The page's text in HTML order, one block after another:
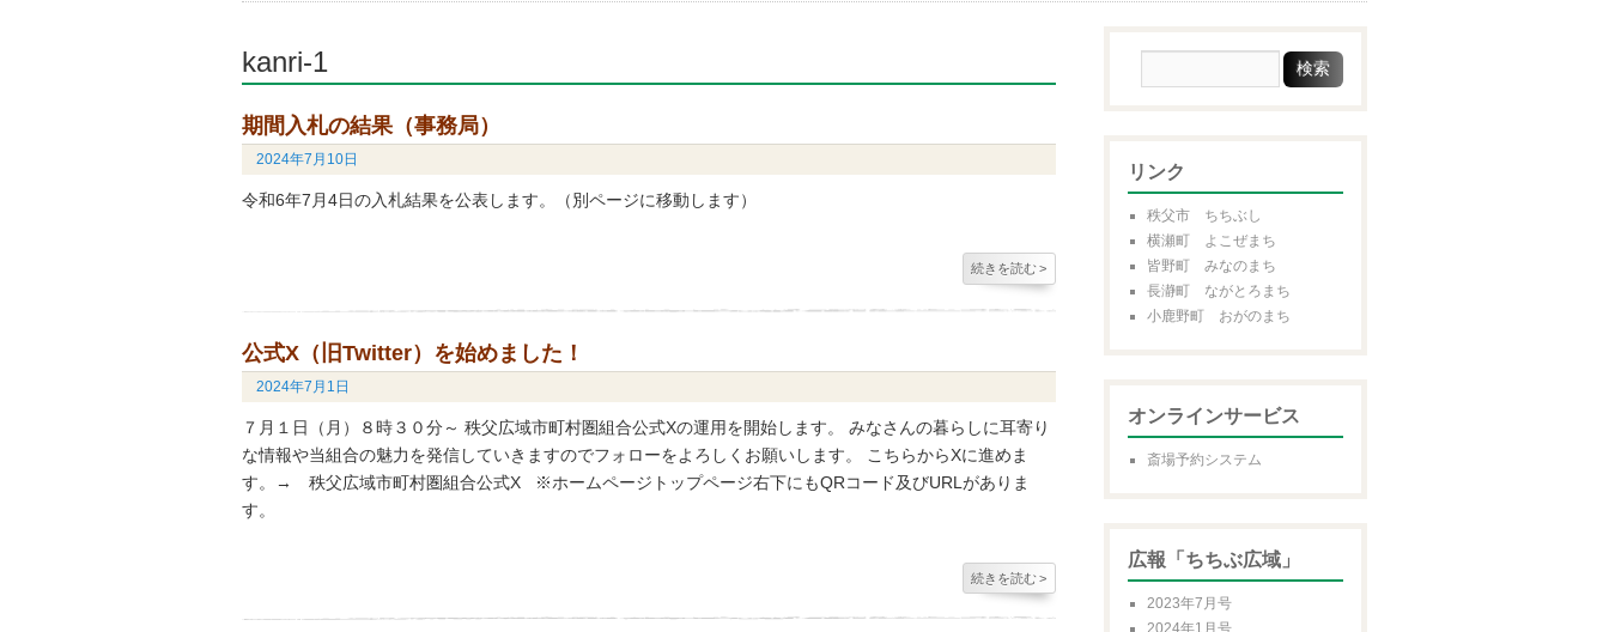
kanri-1
期間入札の結果（事務局）
2024年7月10日
令和6年7月4日の入札結果を公表します。（別ページに移動します）
続きを読む >
公式X（旧Twitter）を始めました！
2024年7月1日
７月１日（月）８時３０分～ 秩父広域市町村圏組合公式Xの運用を開始します。 みなさんの暮らしに耳寄り
な情報や当組合の魅力を発信していきますのでフォローをよろしくお願いします。 こちらからXに進めま
す。→ 秩父広域市町村圏組合公式X ※ホームページトップページ右下にもQRコード及びURLがありま
す。
続きを読む >
リンク
秩父市 ちちぶし
横瀬町 よこぜまち
皆野町 みなのまち
長瀞町 ながとろまち
小鹿野町 おがのまち
オンラインサービス
斎場予約システム
広報「ちちぶ広域」
2023年7月号
2024年1月号